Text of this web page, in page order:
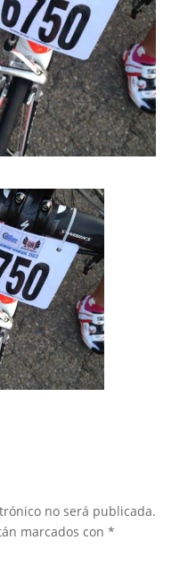
no será publicada.
marcados con *